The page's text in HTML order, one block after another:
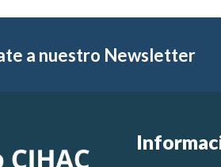
a nuestro Newsletter